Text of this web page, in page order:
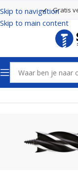
Skip to navigation
Skip to main content
Gratis
Home Boren